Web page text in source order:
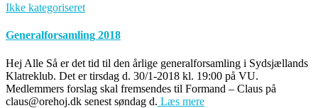
Ikke kategoriseret
Generalforsamling 2018
Hej Alle Så er det tid til den årlige generalforsamling i Sydsjællands
Klatreklub. Det er tirsdag d. 30/1-2018 kl. 19:00 på VU.
Medlemmers forslag skal fremsendes til Formand – Claus på
claus@orehoj.dk senest søndag d. Læs mere